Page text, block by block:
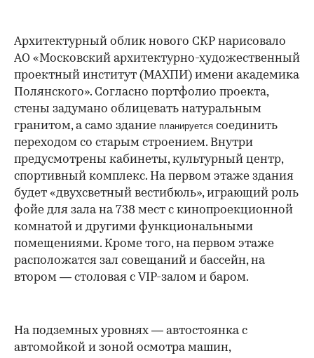
Архитектурный облик нового СКР нарисовало
АО «Московский архитектурно-художественный
проектный институт (МАХПИ) имени академика
Полянского». Согласно портфолио проекта,
стены задумано облицевать натуральным
гранитом, а само здание планируется соединить
переходом со старым строением. Внутри
предусмотрены кабинеты, культурный центр,
спортивный комплекс. На первом этаже здания
будет «двухсветный вестибюль», играющий роль
фойе для зала на 738 мест с кинопроекционной
комнатой и другими функциональными
помещениями. Кроме того, на первом этаже
расположатся зал совещаний и бассейн, на
втором — столовая с VIP-залом и баром.
На подземных уровнях — автостоянка с
автомойкой и зоной осмотра машин,